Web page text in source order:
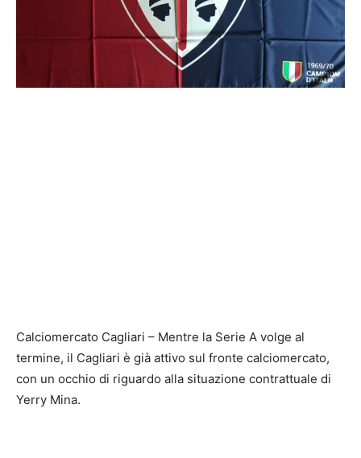
Calciomercato Cagliari – Mentre la Serie A volge al
termine, il Cagliari è già attivo sul fronte calciomercato,
con un occhio di riguardo alla situazione contrattuale di
Yerry Mina.